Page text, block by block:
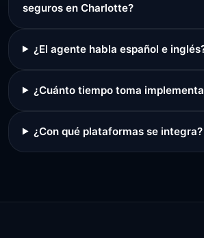
seguros en Charlotte?
¿El agente habla español e
¿Cuánto tiempo toma
¿Con qué plataformas se integra?